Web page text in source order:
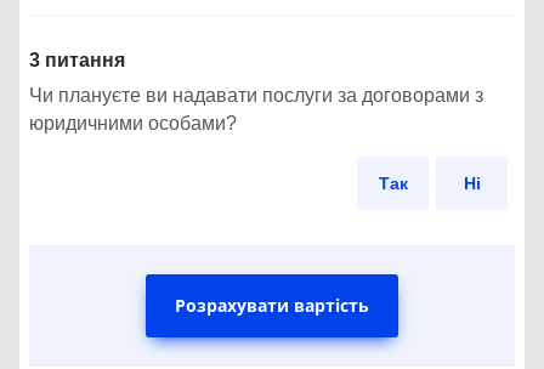
3 питання
Чи плануєте ви надавати послуги за договорами з
юридичними особами?
Так Ні
Розрахувати вартість